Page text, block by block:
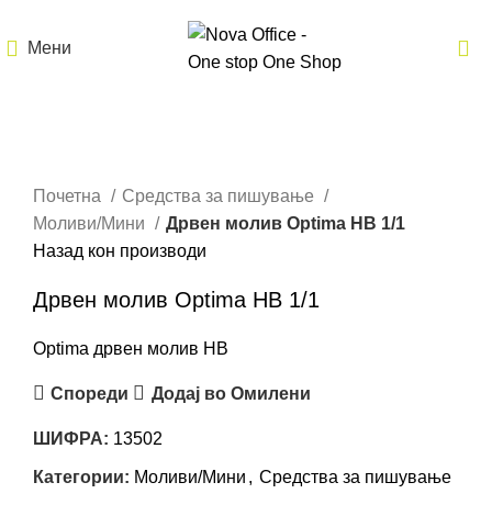
Мени
Почетна
Средства за пишување
Моливи/Мини
Дрвен молив Optima HB 1/1
Назад кон производи
Дрвен молив Optima HB 1/1
Optima дрвен молив HB
Спореди Додај во Омилени
ШИФРА: 13502
Категории: Моливи/Мини , Средства за пишување